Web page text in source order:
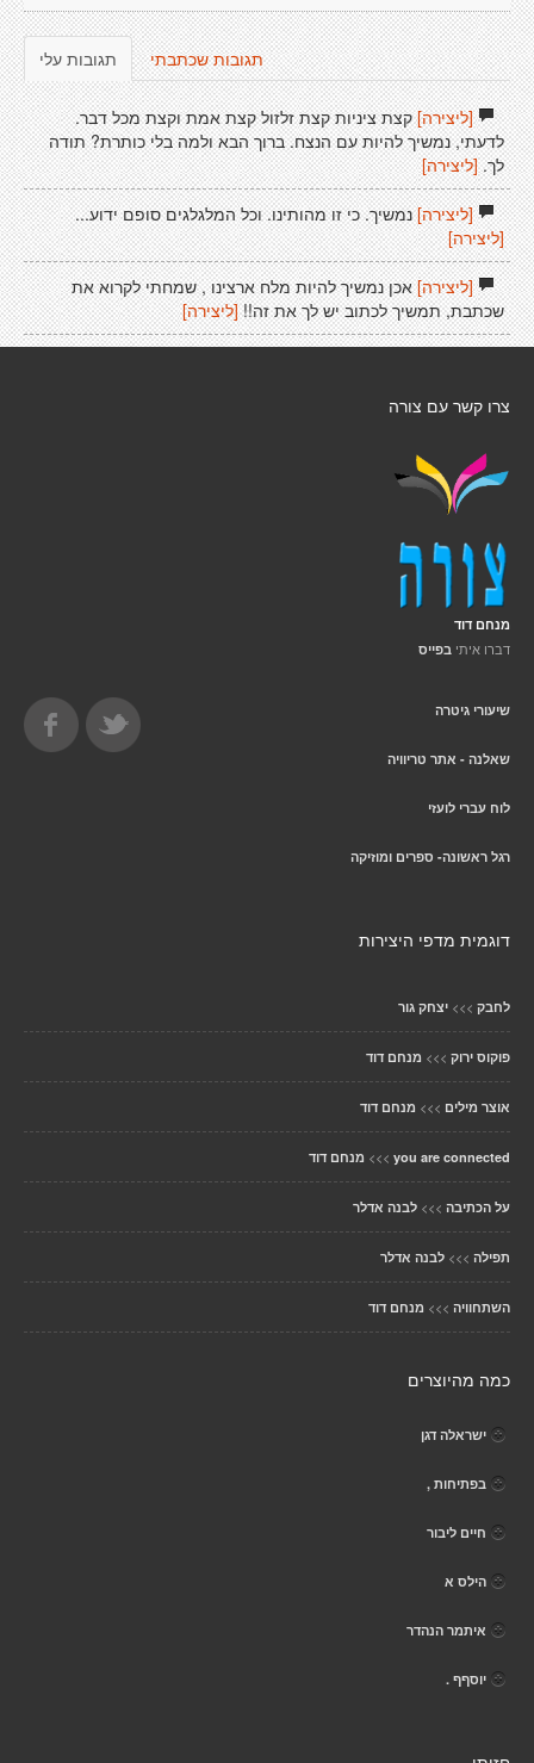
תגובות עלי תגובות שכתבתי
[ליצירה]קצת ציניות קצת זלזול קצת אמת וקצת מכל דבר.
לדעתי, נמשיך להיות עם הנצח. ברוך הבא ולמה בלי כותרת? תודה
לך. [ליצירה]
[ליצירה]נמשיך. כי זו מהותינו. וכל המלגלגים סופם ידוע...
[ליצירה]
[ליצירה]אכן נמשיך להיות מלח ארצינו , שמחתי לקרוא את
שכתבת, תמשיך לכתוב יש לך את זה!! [ליצירה]
צרו קשר עם צורה
מנחם דוד
דברו איתי בפייס
שיעורי גיטרה
שאלנה - אתר טריוויה
לוח עברי לועזי
רגל ראשונה- ספרים ומוזיקה
דוגמית מדפי היצירות
לחבק >>> יצחק גור
פוקוס ירוק >>> מנחם דוד
אוצר מילים >>> מנחם דוד
you are connected
>>> מנחם דוד
על הכתיבה >>> לבנה אדלר
תפילה >>> לבנה אדלר
השתחוויה >>> מנחם דוד
כמה מהיוצרים
ישראלה דגן
בפתיחות ,
חיים ליבור
הילס א
איתמר הנהדר
יוסףף .